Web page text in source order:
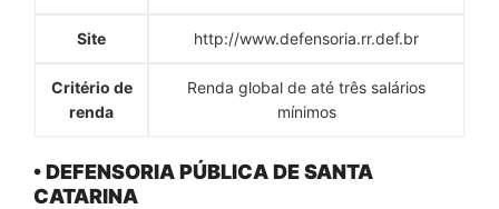
Site http://www.defensoria.rr.def.br
Critério de
renda
Renda global de até três salários
mínimos
• DEFENSORIA PÚBLICA DE SANTA
CATARINA